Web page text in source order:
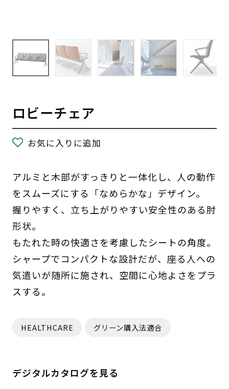
ロビーチェア
お気に入りに追加
アルミと木部がすっきりと一体化し、人の動作
をスムーズにする「なめらかな」デザイン。
握りやすく、立ち上がりやすい安全性のある肘
形状。
もたれた時の快適さを考慮したシートの角度。
シャープでコンパクトな設計だが、座る人への
気遣いが随所に施され、空間に心地よさをプラ
スする。
HEALTHCARE グリーン購入法適合
デジタルカタログを見る